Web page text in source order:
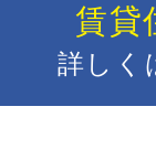
賃貸
詳しく